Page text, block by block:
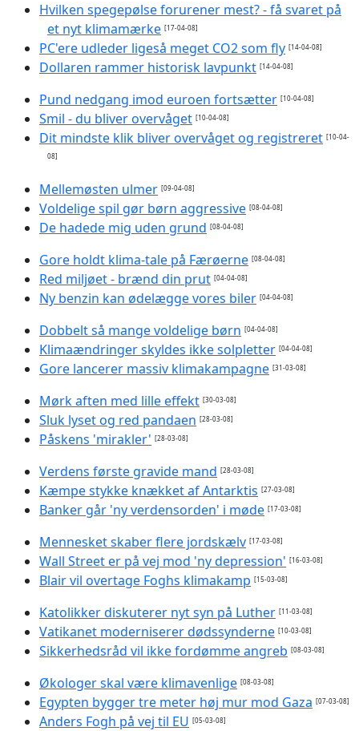
Hvilken spegepølse forurener mest? - få svaret på
et nyt klimamærke [17-04-08]
PC'ere udleder ligeså meget CO2 som fly [14-04-08]
Dollaren rammer historisk lavpunkt [14-04-08]
Pund nedgang imod euroen fortsætter [10-04-08]
Smil - du bliver overvåget [10-04-08]
Dit mindste klik bliver overvåget og registreret [10-04-
08]
Mellemøsten ulmer [09-04-08]
Voldelige spil gør børn aggressive [08-04-08]
De hadede mig uden grund [08-04-08]
Gore holdt klima-tale på Færøerne [08-04-08]
Red miljøet - brænd din prut [04-04-08]
Ny benzin kan ødelægge vores biler [04-04-08]
Dobbelt så mange voldelige børn [04-04-08]
Klimaændringer skyldes ikke solpletter [04-04-08]
Gore lancerer massiv klimakampagne [31-03-08]
Mørk aften med lille effekt [30-03-08]
Sluk lyset og red pandaen [28-03-08]
Påskens 'mirakler' [28-03-08]
Verdens første gravide mand [28-03-08]
Kæmpe stykke knækket af Antarktis [27-03-08]
Banker går 'ny verdensorden' i møde [17-03-08]
Mennesket skaber flere jordskælv [17-03-08]
Wall Street er på vej mod 'ny depression' [16-03-08]
Blair vil overtage Foghs klimakamp [15-03-08]
Katolikker diskuterer nyt syn på Luther [11-03-08]
Vatikanet moderniserer dødssynderne [10-03-08]
Sikkerhedsråd vil ikke fordømme angreb [08-03-08]
Økologer skal være klimavenlige [08-03-08]
Egypten bygger tre meter høj mur mod Gaza [07-03-08]
Anders Fogh på vej til EU [05-03-08]